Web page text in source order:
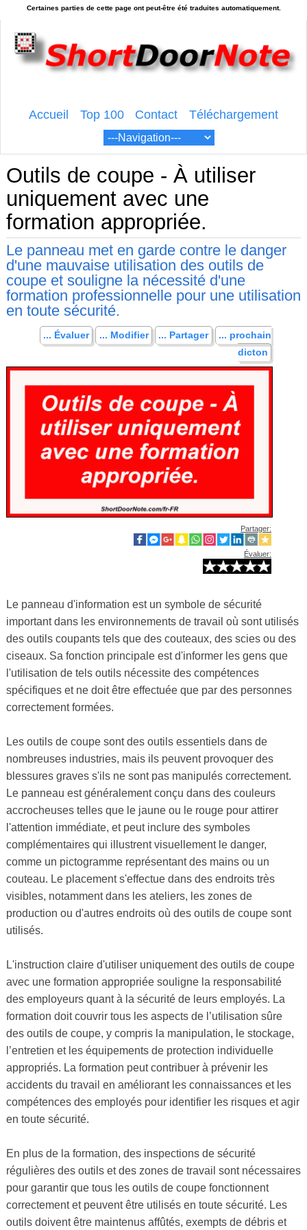
Accueil Top 100 Contact Téléchargement
Outils de coupe - À utiliser
uniquement avec une
formation appropriée.
Le panneau met en garde contre le danger
d'une mauvaise utilisation des outils de
coupe et souligne la nécessité d'une
formation professionnelle pour une utilisation
en toute sécurité.
... Évaluer ... Modifier ... Partager
... prochain
dicton
Partager:
Évaluer:
Le panneau d'information est un symbole de sécurité
important dans les environnements de travail où sont utilisés
des outils coupants tels que des couteaux, des scies ou des
ciseaux. Sa fonction principale est d'informer les gens que
l'utilisation de tels outils nécessite des compétences
spécifiques et ne doit être effectuée que par des personnes
correctement formées.
Les outils de coupe sont des outils essentiels dans de
nombreuses industries, mais ils peuvent provoquer des
blessures graves s'ils ne sont pas manipulés correctement.
Le panneau est généralement conçu dans des couleurs
accrocheuses telles que le jaune ou le rouge pour attirer
l'attention immédiate, et peut inclure des symboles
complémentaires qui illustrent visuellement le danger,
comme un pictogramme représentant des mains ou un
couteau. Le placement s'effectue dans des endroits très
visibles, notamment dans les ateliers, les zones de
production ou d'autres endroits où des outils de coupe sont
utilisés.
L'instruction claire d'utiliser uniquement des outils de coupe
avec une formation appropriée souligne la responsabilité
des employeurs quant à la sécurité de leurs employés. La
formation doit couvrir tous les aspects de l’utilisation sûre
des outils de coupe, y compris la manipulation, le stockage,
l’entretien et les équipements de protection individuelle
appropriés. La formation peut contribuer à prévenir les
accidents du travail en améliorant les connaissances et les
compétences des employés pour identifier les risques et agir
en toute sécurité.
En plus de la formation, des inspections de sécurité
régulières des outils et des zones de travail sont nécessaires
pour garantir que tous les outils de coupe fonctionnent
correctement et peuvent être utilisés en toute sécurité. Les
outils doivent être maintenus affûtés, exempts de débris et